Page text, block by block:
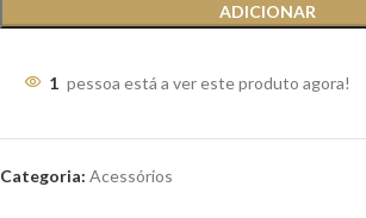
ADICIONAR
1 pessoa está a ver este produto agora!
Categoria: Acessórios